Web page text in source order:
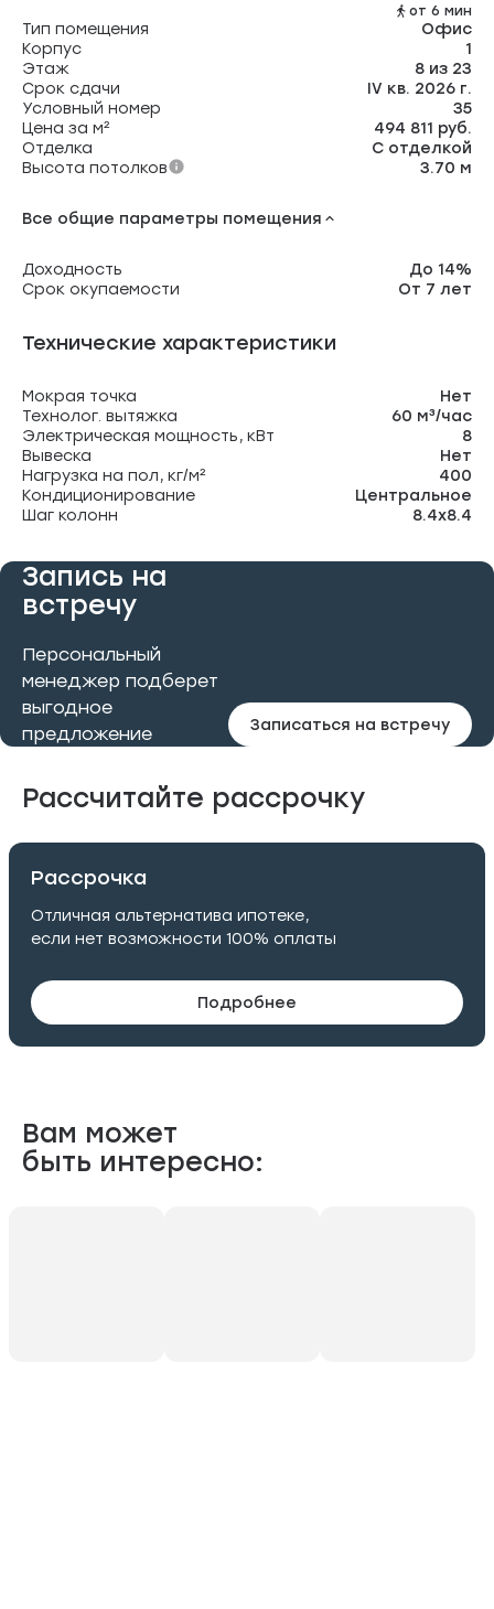
от 6 мин
Тип помещения
Офис
Корпус
1
Этаж
8 из 23
Срок сдачи
IV кв. 2026 г.
Условный номер
35
Цена за м²
494 811 руб.
Отделка
С отделкой
Высота потолков
3.70 м
Все общие параметры помещения
Доходность
До 14%
Срок окупаемости
От 7 лет
Технические характеристики
Мокрая точка
Нет
Технолог. вытяжка
60 м³/час
Электрическая мощность, кВт
8
Вывеска
Нет
Нагрузка на пол, кг/м²
400
Кондиционирование
Центральное
Шаг колонн
8.4х8.4
Запись на
встречу
Персональный
менеджер подберет
выгодное
предложение
Записаться на встречу
Рассчитайте рассрочку
Рассрочка
Отличная альтернатива ипотеке,
если нет возможности 100% оплаты
Подробнее
Вам может
быть интересно: